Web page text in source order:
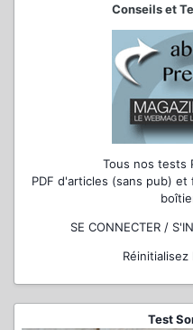
Conseils et
Tous nos tests
PDF d'articles (sans pub)
SE CONNECTER /
Test